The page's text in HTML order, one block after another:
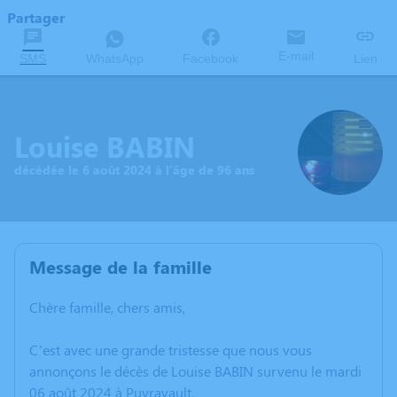
Partager
Message de la famille
Chère famille, chers amis,
C’est avec une grande tristesse que nous vous
annonçons le décès de Louise BABIN survenu le mardi
06 août 2024 à Puyravault.